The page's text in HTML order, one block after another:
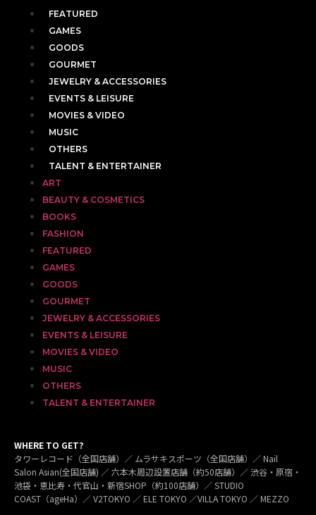
FEATURED
GAMES
GOODS
GOURMET
JEWELRY & ACCESSORIES
EVENTS & LEISURE
MOVIES & VIDEO
MUSIC
OTHERS
TALENT & ENTERTAINER
ART
BEAUTY & COSMETICS
BOOKS
FASHION
FEATURED
GAMES
GOODS
GOURMET
JEWELRY & ACCESSORIES
EVENTS & LEISURE
MOVIES & VIDEO
MUSIC
OTHERS
TALENT & ENTERTAINER
WHERE TO GET?
タワーレコード（全国店舗）／ ムラサキスポーツ（全国店舗）／ Nail
Salon Asian(全国店舗) ／ 六本木周辺設置店舗（約50店舗）／ 渋谷・原宿・
池袋・恵比寿・代官山・新宿SHOP（約100店舗）／ STUDIO
COAST（ageHa）／ V2TOKYO ／ ELE TOKYO ／VILLA TOKYO ／ MEZZO